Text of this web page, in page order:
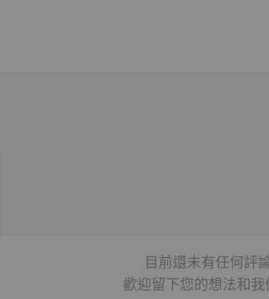
目前還未有任何評
歡迎留下您的想法和我